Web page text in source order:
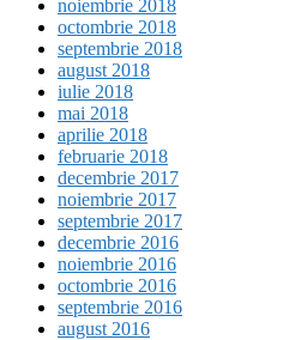
noiembrie 2018
octombrie 2018
septembrie 2018
august 2018
iulie 2018
mai 2018
aprilie 2018
februarie 2018
decembrie 2017
noiembrie 2017
septembrie 2017
decembrie 2016
noiembrie 2016
octombrie 2016
septembrie 2016
august 2016